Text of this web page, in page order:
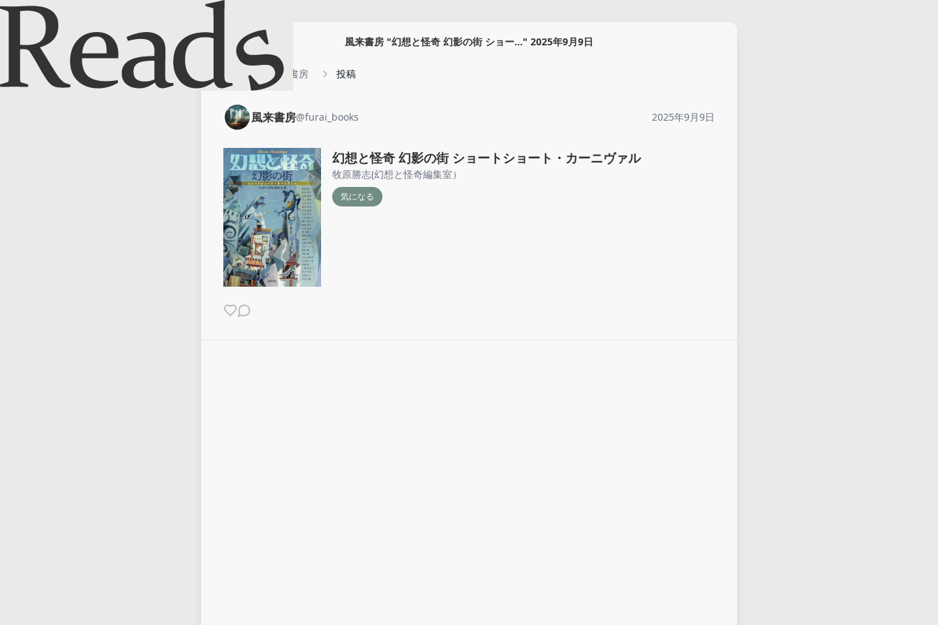
風来書房 "幻想と怪奇 幻影の街 ショー..." 2025年9月9日
風来書房 投稿
風来書房@furai_books 2025年9月9日
幻想と怪奇 幻影の街 ショートショート・カーニヴァル
牧原勝志(幻想と怪奇編集室）
気になる